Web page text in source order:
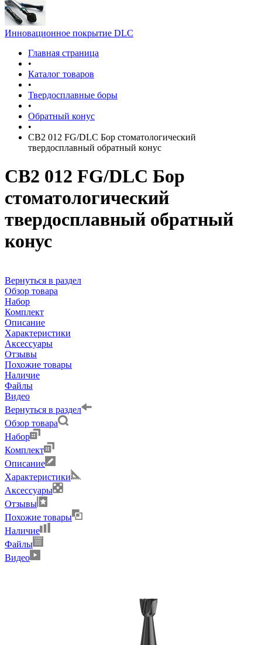
Инновационное покрытие DLC
Главная страница
•
Каталог товаров
•
Твердосплавные боры
•
Обратный конус
•
CB2 012 FG/DLC Бор стоматологический
твердосплавный обратный конус
CB2 012 FG/DLC Бор
стоматологический
твердосплавный обратный
конус
Вернуться в раздел
Обзор товара
Набор
Комплект
Описание
Характеристики
Аксессуары
Отзывы
Похожие товары
Наличие
Файлы
Видео
Вернуться в раздел
Обзор товара
Набор
Комплект
Описание
Характеристики
Аксессуары
Отзывы
Похожие товары
Наличие
Файлы
Видео